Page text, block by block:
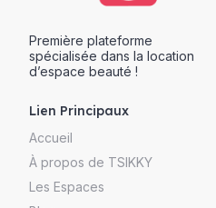
Première plateforme
spécialisée dans la location
d’espace beauté !
Lien Principaux
Accueil
À propos de TSIKKY
Les Espaces